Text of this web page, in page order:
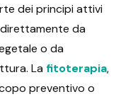
dei principi attivi
da
o da
La fitoterapia,
preventivo o